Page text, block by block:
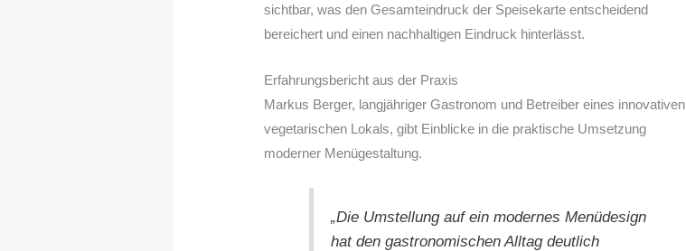
sichtbar, was den Gesamteindruck der Speisekarte entscheidend
bereichert und einen nachhaltigen Eindruck hinterlässt.
Erfahrungsbericht aus der Praxis
Markus Berger, langjähriger Gastronom und Betreiber eines innovativen
vegetarischen Lokals, gibt Einblicke in die praktische Umsetzung
moderner Menügestaltung.
„Die Umstellung auf ein modernes Menüdesign
hat den gastronomischen Alltag deutlich